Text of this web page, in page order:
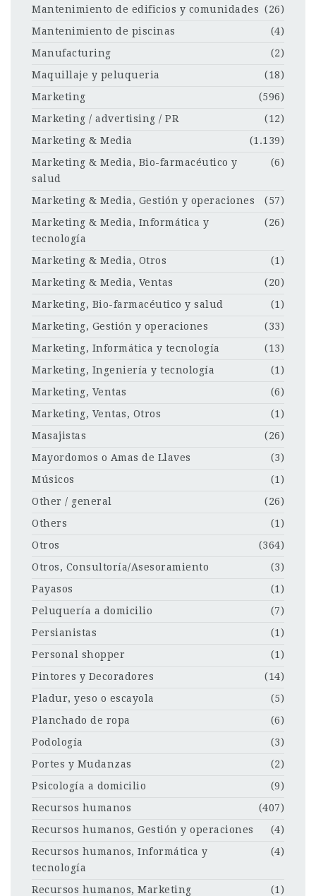
Mantenimiento de edificios y comunidades (26)
Mantenimiento de piscinas
(4)
Manufacturing
(2)
Maquillaje y peluqueria
(18)
Marketing
(596)
Marketing / advertising / PR
(12)
Marketing & Media
(1.139)
Marketing & Media, Bio-farmacéutico y
salud
(6)
Marketing & Media, Gestión y operaciones
(57)
Marketing & Media, Informática y
tecnología
(26)
Marketing & Media, Otros
(1)
Marketing & Media, Ventas
(20)
Marketing, Bio-farmacéutico y salud
(1)
Marketing, Gestión y operaciones
(33)
Marketing, Informática y tecnología
(13)
Marketing, Ingeniería y tecnología
(1)
Marketing, Ventas
(6)
Marketing, Ventas, Otros
(1)
Masajistas
(26)
Mayordomos o Amas de Llaves
(3)
Músicos
(1)
Other / general
(26)
Others
(1)
Otros
(364)
Otros, Consultoría/Asesoramiento
(3)
Payasos
(1)
Peluquería a domicilio
(7)
Persianistas
(1)
Personal shopper
(1)
Pintores y Decoradores
(14)
Pladur, yeso o escayola
(5)
Planchado de ropa
(6)
Podología
(3)
Portes y Mudanzas
(2)
Psicología a domicilio
(9)
Recursos humanos
(407)
Recursos humanos, Gestión y operaciones
(4)
Recursos humanos, Informática y
tecnología
(4)
Recursos humanos, Marketing
(1)